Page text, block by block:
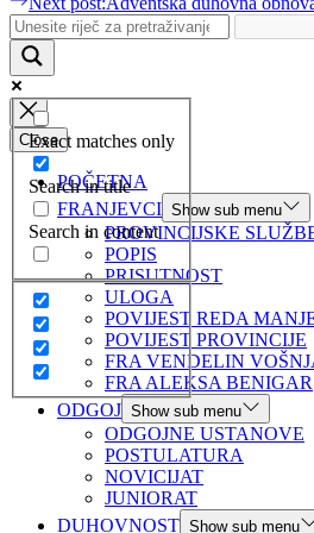
Exact matches only
Search in title
Search in content
Close
POČETNA
FRANJEVCI Show sub menu
PROVINCIJSKE
POPIS
PRISUTNOST
ULOGA
POVIJEST REDA
POVIJEST PROVINCIJE
FRA VENDELIN
FRA ALEKSA BENIGAR
ODGOJ Show sub menu
ODGOJNE USTANOVE
POSTULATURA
NOVICIJAT
JUNIORAT
DUHOVNOST Show sub menu